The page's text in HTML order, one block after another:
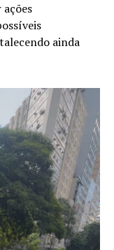
ainda